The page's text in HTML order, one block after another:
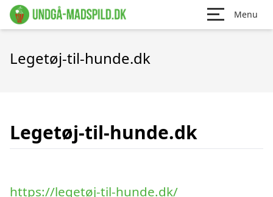
Menu
Legetøj-til-hunde.dk
Legetøj-til-hunde.dk
https://legetøj-til-hunde.dk/